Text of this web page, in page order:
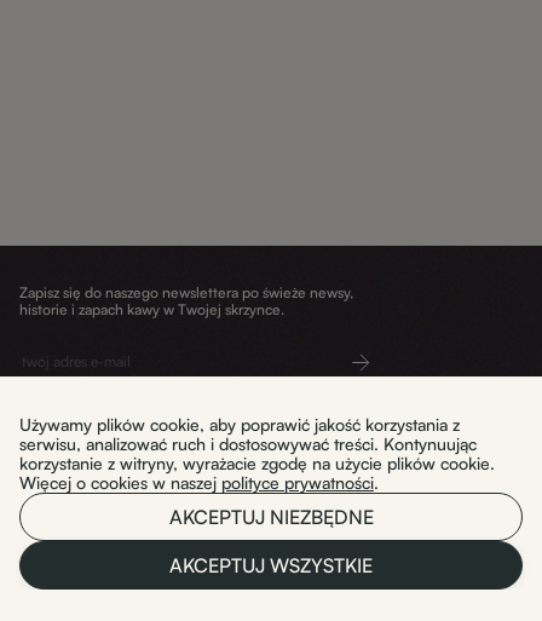
Zapisz się do naszego newslettera po świeże newsy,
historie i zapach kawy w Twojej skrzynce.
Wyślij
Dostawa i zwroty
Regulamin
Polityka prywatności
English
WYPAL TO. sp. z o.o.
ul. Mała 3/U2
Warszawa 03-423
NIP: 5214118463
Używamy plików cookie, aby poprawić jakość korzystania z
serwisu, analizować ruch i dostosowywać treści. Kontynuując
korzystanie z witryny, wyrażacie zgodę na użycie plików cookie.
Więcej o cookies w naszej polityce prywatności.
AKCEPTUJ NIEZBĘDNE
AKCEPTUJ WSZYSTKIE